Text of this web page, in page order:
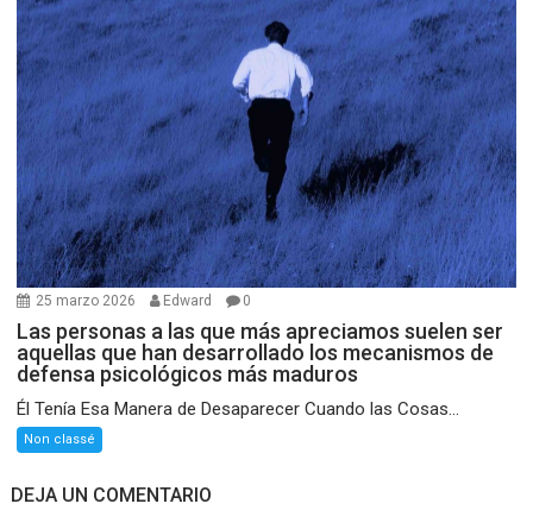
25 marzo 2026 Edward 0
Las personas a las que más apreciamos suelen ser
aquellas que han desarrollado los mecanismos de
defensa psicológicos más maduros
Él Tenía Esa Manera de Desaparecer Cuando las Cosas...
Non classé
DEJA UN COMENTARIO